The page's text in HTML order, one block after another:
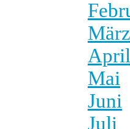
März
April
Mai
Juni
Juli